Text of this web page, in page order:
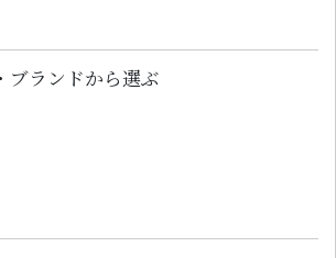
ブランドから選ぶ